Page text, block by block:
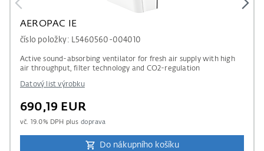
AEROPAC IE
číslo položky: L5460560-004010
Active sound-absorbing ventilator for fresh air supply with high
air throughput, filter technology and CO2-regulation
Datový list výrobku
690,19 EUR
vč. 19.0% DPH plus doprava
Do nákupního košíku